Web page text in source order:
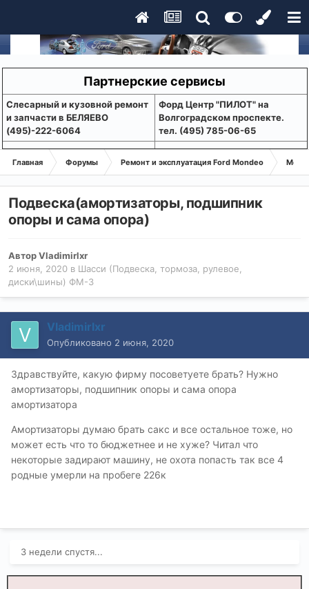
Партнерские сервисы
Слесарный и кузовной ремонт
и запчасти в БЕЛЯЕВО
(495)-222-6064
Форд Центр "ПИЛОТ" на
Волгоградском проспекте.
тел. (495) 785-06-65
Главная Форумы Ремонт и эксплуатация Ford Mondeo
Подвеска(амортизаторы, подшипник
опоры и сама опора)
АвторVladimirlxr
2 июня, 2020 в Шасси (Подвеска, тормоза, рулевое,
диски\шины) ФМ-3
Vladimirlxr
Опубликовано 2 июня, 2020
Здравствуйте, какую фирму посоветуете брать? Нужно
амортизаторы, подшипник опоры и сама опора
амортизатора
Амортизаторы думаю брать сакс и все остальное тоже, но
может есть что то бюджетнее и не хуже? Читал что
некоторые задирают машину, не охота попасть так все 4
родные умерли на пробеге 226к
3 недели спустя...